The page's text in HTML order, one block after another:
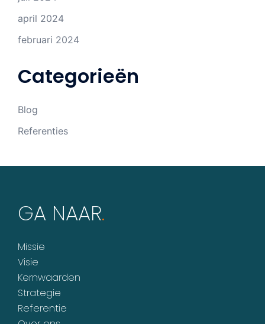
april 2024
februari 2024
Categorieën
Blog
Referenties
GA NAAR.
Missie
Visie
Kernwaarden
Strategie
Referentie